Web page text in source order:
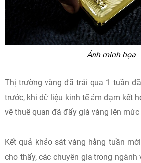
Ảnh minh họa
Thị trường vàng đã trải qua 1 tuần
trước, khi dữ liệu kinh tế ảm đạm kết
về thuế quan đã đẩy giá vàng lên
Kết quả khảo sát vàng hằng tuần
cho thấy, các chuyên gia trong